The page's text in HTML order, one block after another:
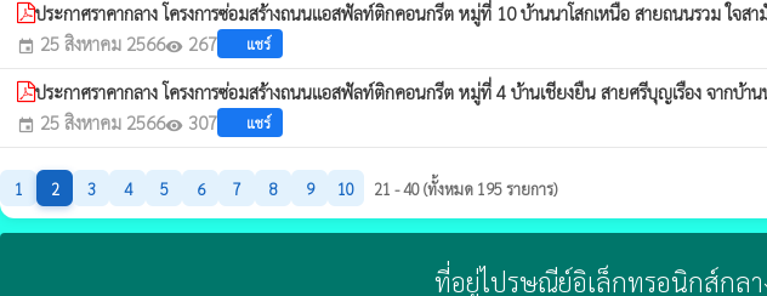
ประกาศราคากลาง โครงการซ่อมสร้างถนนแอสฟัลท์ติกคอนกรีต หมู่ที่ 10 บ้านนาโสกเหนือ สายถนนรวม ใจส
event 25 สิงหาคม 2566visibility 267 แชร์
ประกาศราคากลาง โครงการซ่อมสร้างถนนแอสฟัลท์ติกคอนกรีต หมู่ที่ 4 บ้านเชียงยืน สายศรีบุญเรือง จากบ้า
event 25 สิงหาคม 2566visibility 307 แชร์
1 2 3 4 5 6 7 8 9 10 21 - 40 (ทั้งหมด 195 รายการ)
ที่อยู่ไปรษณีย์อิเล็กทรอนิกส์กลา